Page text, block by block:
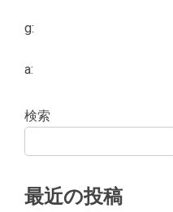
g:
a:
検索
最近の投稿